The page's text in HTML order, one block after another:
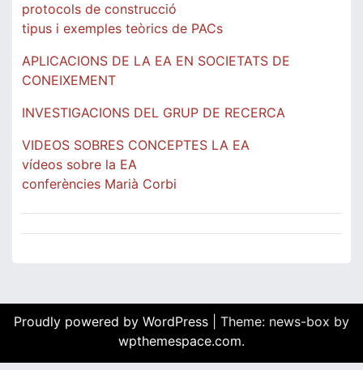
protocols de construcció
tipus i exemples teòrics de PACs
APLICACIONS DE LA EA EN SOCIETATS DE
CONEIXEMENT
INVESTIGACIONS DEL GRUP DE RECERCA
VIDEOS SOBRES CONCEPTES LA EA
vídeos sobre la EA
conferències Marià Corbi
Proudly powered by WordPress
Theme: news-box by
wpthemespace.com.